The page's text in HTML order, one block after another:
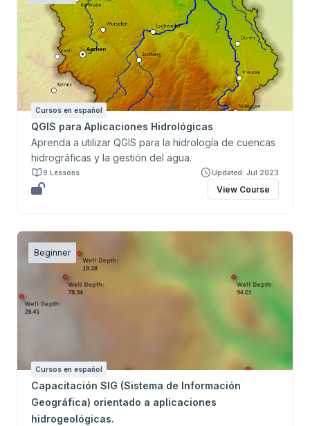
Cursos en español
QGIS para Aplicaciones Hidrológicas
Aprenda a utilizar QGIS para la hidrología de cuencas
hidrográficas y la gestión del agua.
9 Lessons Updated: Jul 2023
View Course
Beginner
Cursos en español
Capacitación SIG (Sistema de Información
Geográfica) orientado a aplicaciones
hidrogeológicas.